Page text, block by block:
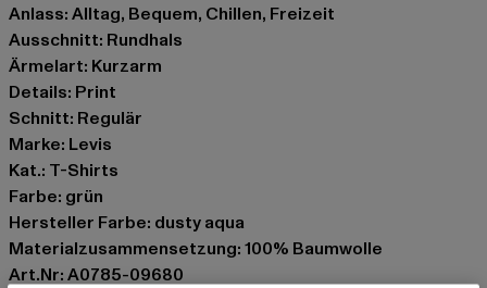
Anlass: Alltag, Bequem, Chillen, Freizeit
Ausschnitt: Rundhals
Ärmelart: Kurzarm
Details: Print
Schnitt: Regulär
Marke: Levis
Kat.: T-Shirts
Farbe: grün
Hersteller Farbe: dusty aqua
Materialzusammensetzung: 100% Baumwolle
Art.Nr: A0785-09680